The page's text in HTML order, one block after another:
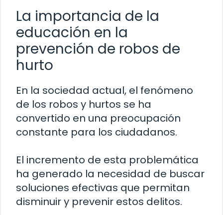
La importancia de la
educación en la
prevención de robos de
hurto
En la sociedad actual, el fenómeno
de los robos y hurtos se ha
convertido en una preocupación
constante para los ciudadanos.
El incremento de esta problemática
ha generado la necesidad de buscar
soluciones efectivas que permitan
disminuir y prevenir estos delitos.